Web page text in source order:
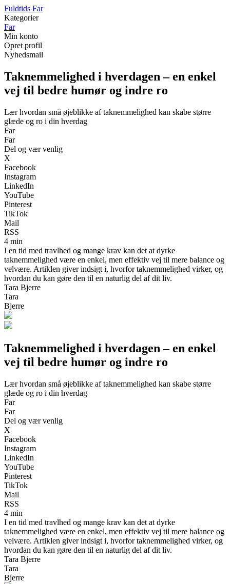
Fuldtids Far
Kategorier
Far
Min konto
Opret profil
Nyhedsmail
Taknemmelighed i hverdagen – en enkel
vej til bedre humør og indre ro
Lær hvordan små øjeblikke af taknemmelighed kan skabe større
glæde og ro i din hverdag
Far
Far
Del og vær venlig
X
Facebook
Instagram
LinkedIn
YouTube
Pinterest
TikTok
Mail
RSS
4 min
I en tid med travlhed og mange krav kan det at dyrke
taknemmelighed være en enkel, men effektiv vej til mere balance og
velvære. Artiklen giver indsigt i, hvorfor taknemmelighed virker, og
hvordan du kan gøre den til en naturlig del af dit liv.
Tara Bjerre
Tara
Bjerre
Taknemmelighed i hverdagen – en enkel
vej til bedre humør og indre ro
Lær hvordan små øjeblikke af taknemmelighed kan skabe større
glæde og ro i din hverdag
Far
Far
Del og vær venlig
X
Facebook
Instagram
LinkedIn
YouTube
Pinterest
TikTok
Mail
RSS
4 min
I en tid med travlhed og mange krav kan det at dyrke
taknemmelighed være en enkel, men effektiv vej til mere balance og
velvære. Artiklen giver indsigt i, hvorfor taknemmelighed virker, og
hvordan du kan gøre den til en naturlig del af dit liv.
Tara Bjerre
Tara
Bjerre